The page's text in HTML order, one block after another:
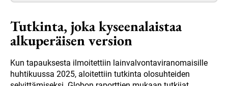
Tutkinta, joka kyseenalaistaa
alkuperäisen version
Kun tapauksesta ilmoitettiin lainvalvontaviranomaisille
huhtikuussa 2025, aloitettiin tutkinta olosuhteiden